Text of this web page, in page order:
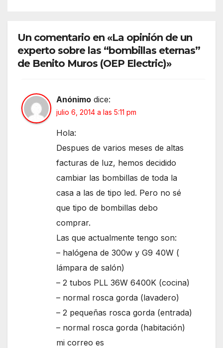
Un comentario en «La opinión de un
experto sobre las “bombillas eternas”
de Benito Muros (OEP Electric)»
Anónimo dice:
julio 6, 2014 a las 5:11 pm
Hola:
Despues de varios meses de altas
facturas de luz, hemos decidido
cambiar las bombillas de toda la
casa a las de tipo led. Pero no sé
que tipo de bombillas debo
comprar.
Las que actualmente tengo son:
– halógena de 300w y G9 40W (
lámpara de salón)
– 2 tubos PLL 36W 6400K (cocina)
– normal rosca gorda (lavadero)
– 2 pequeñas rosca gorda (entrada)
– normal rosca gorda (habitación)
mi correo es